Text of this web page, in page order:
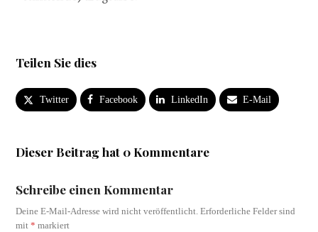
Teilen Sie dies
Twitter Facebook LinkedIn E-Mail
Dieser Beitrag hat 0 Kommentare
Schreibe einen Kommentar
Deine E-Mail-Adresse wird nicht veröffentlicht. Erforderliche Felder sind
mit* markiert